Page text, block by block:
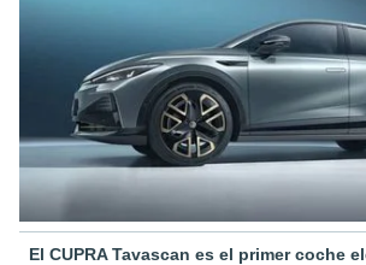
El CUPRA Tavascan es el primer coche